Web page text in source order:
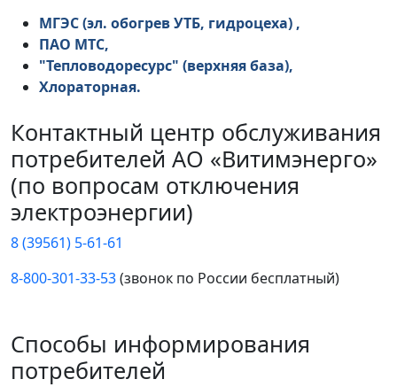
МГЭС (эл. обогрев УТБ, гидроцеха) ,
ПАО МТС,
"Тепловодоресурс" (верхняя база),
Хлораторная.
Контактный центр обслуживания
потребителей АО «Витимэнерго»
(по вопросам отключения
электроэнергии)
8 (39561) 5-61-61
8-800-301-33-53(звонок по России бесплатный)
Способы информирования
потребителей